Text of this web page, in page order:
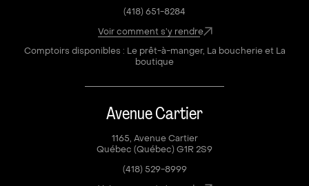
(418) 651-8284
Voir comment s’y rendre
Comptoirs disponibles : Le prêt-à-manger, La boucherie et La
boutique
Avenue Cartier
1165, Avenue Cartier
Québec (Québec) G1R 2S9
(418) 529-8999